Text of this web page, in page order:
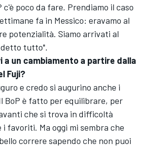
poco da fare. Prendiamo il caso
fa in Messico: eravamo al
potenzialità. Siamo arrivati al
tutto".
a un cambiamento a partire dalla
Fuji?
e credo si augurino anche i
BoP è fatto per equilibrare, per
che si trova in difficoltà
favoriti. Ma oggi mi sembra che
correre sapendo che non puoi